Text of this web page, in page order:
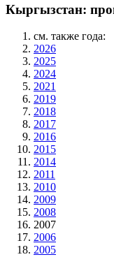
Кыргызстан:
см. также года:
2026
2025
2024
2021
2019
2018
2017
2016
2015
2014
2011
2010
2009
2008
2007
2006
2005